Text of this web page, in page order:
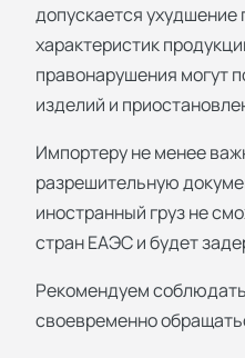
допускается ухудшение
характеристик
правонарушения могут
изделий и
Импортеру не менее
разрешительную
иностранный груз не
стран ЕАЭС и будет
Рекомендуем
своевременно